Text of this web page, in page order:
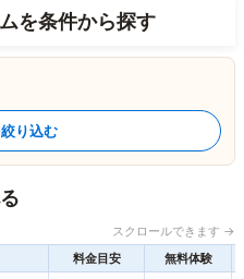
を条件から探す
り込む
スクロールできます →
料金目安 無料体験